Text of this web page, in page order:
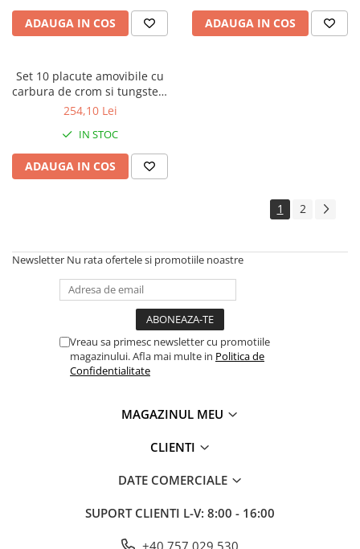
ADAUGA IN COS ADAUGA IN COS
Set 10 placute amovibile cu
carbura de crom si tungsten,
2 muchii taietoare, 50 x 12 x
254,10 Lei
IN STOC
ADAUGA IN COS
1 2
Newsletter Nu rata ofertele si promotiile noastre
Vreau sa primesc newsletter cu promotiile
magazinului. Afla mai multe in Politica de
Confidentialitate
MAGAZINUL MEU
CLIENTI
DATE COMERCIALE
SUPORT CLIENTI L-V: 8:00 - 16:00
+40 757 029 530